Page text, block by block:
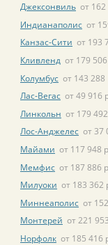
Джексонвиль от
Индианаполис от
Канзас-Сити от 193
Кливленд от 179
Колумбус от 143 288
Лас-Вегас от 49 916
Линкольн от 179
Лос-Анджелес от 37
Майами от 117 948
Мемфис от 187 886
Милуоки от 183 362
Миннеаполис от
Монтерей от 221
Норфолк от 185 416